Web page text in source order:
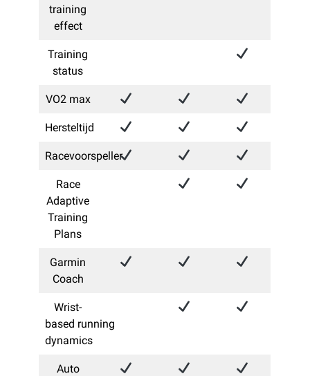
training
effect​
Training
status​
VO2 max​
Hersteltijd
Racevoorspeller
Race
Adaptive
Training
Plans
Garmin
Coach
Wrist-
based running
dynamics​
Auto